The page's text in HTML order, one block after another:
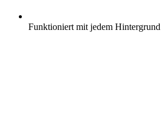
Funktioniert mit jedem Hintergrund